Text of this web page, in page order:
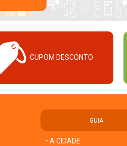
CUPOM DESCONTO
GUIA
• A CIDADE